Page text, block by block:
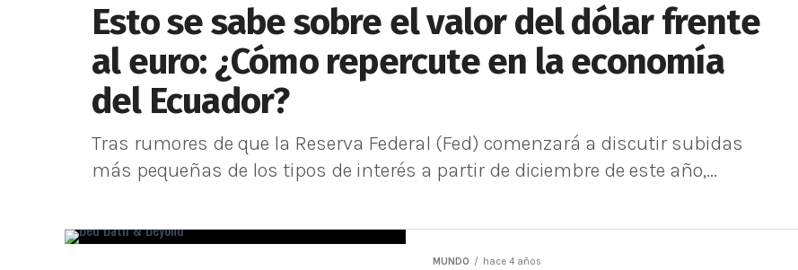
Esto se sabe sobre el valor del dólar frente
al euro: ¿Cómo repercute en la economía
del Ecuador?
Tras rumores de que la Reserva Federal (Fed) comenzará a discutir subidas
más pequeñas de los tipos de interés a partir de diciembre de este año,...
MUNDO hace 4 años